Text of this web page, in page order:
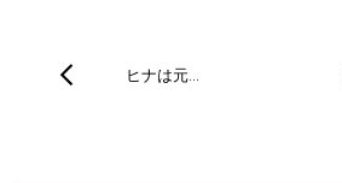
ヒナは元…